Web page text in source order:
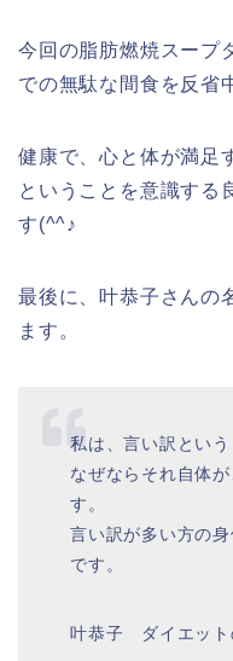
今回の脂肪燃焼スープ
での無駄な間食を反省
健康で、心と体が満足
ということを意識する
す(^^♪
最後に、叶恭子さんの
ます。
私は、言い訳という
なぜならそれ自体
す。
言い訳が多い方の
です。
叶恭子 ダイエット